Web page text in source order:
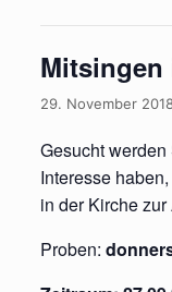
29. November
Gesucht
Interesse
in der Kirche
Proben: